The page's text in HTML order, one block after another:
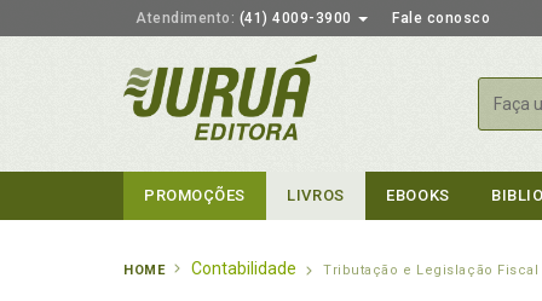
Atendimento: (41) 4009-3900 Fale conosco
PROMOÇÕES LIVROS EBOOKS
HOME Contabilidade Tributação e Legislação Fiscal